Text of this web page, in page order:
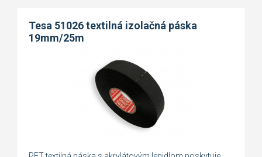
Tesa 51026 textilná izolačná páska
19mm/25m